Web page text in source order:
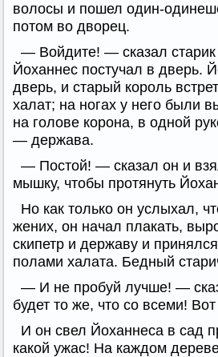
волосы и пошел один-
потом во дворец.
— Войдите! — сказал старик
Йоханнес постучал в дверь.
дверь, и старый король
халат; на ногах у него были
на голове корона, в одной
— держава.
— Постой! — сказал он и
мышку, чтобы протянуть
Но как только он услыхал,
жених, он начал плакать,
скипетр и державу и
полами халата. Бедный
— И не пробуй лучше! —
будет то же, что со всеми!
И он свел Йоханнеса в сад
какой ужас! На каждом